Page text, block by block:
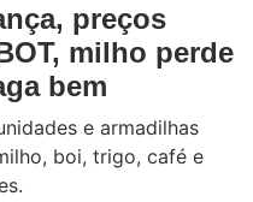
preços
milho perde
bem
e armadilhas
boi, trigo, café e